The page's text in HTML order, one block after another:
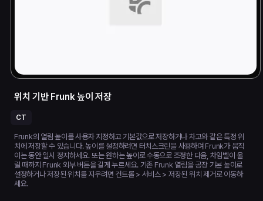
위치 기반 Frunk 높이 저장
CT
Frunk의 열림 높이를 사용자 지정하고 기본값으로 저장하거나 차고와 같은 특정 위
치에 저장할 수 있습니다. 높이를 설정하려면 터치스크린을 사용하여 Frunk가 움직
이는 동안 일시 정지하세요. 또는 원하는 높이로 수동으로 조정한 다음, 차임벨이 울
릴 때까지 Frunk 외부 버튼을 길게 누르세요. 기존 Frunk 열림을 공장 기본 높이로
설정하거나 저장된 위치를 지우려면 컨트롤 > 서비스 > 저장된 위치 제거로 이동하
세요.